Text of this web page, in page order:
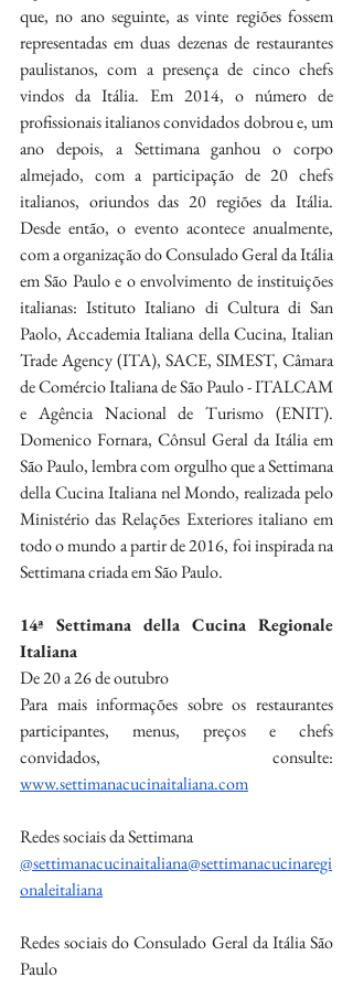
que, no ano seguinte, as vinte regiões fossem
representadas em duas dezenas de restaurantes
paulistanos, com a presença de cinco chefs
vindos da Itália. Em 2014, o número de
profissionais italianos convidados dobrou e, um
ano depois, a Settimana ganhou o corpo
almejado, com a participação de 20 chefs
italianos, oriundos das 20 regiões da Itália.
Desde então, o evento acontece anualmente,
com a organização do Consulado Geral da Itália
em São Paulo e o envolvimento de instituições
italianas: Istituto Italiano di Cultura di San
Paolo, Accademia Italiana della Cucina, Italian
Trade Agency (ITA), SACE, SIMEST, Câmara
de Comércio Italiana de São Paulo - ITALCAM
e Agência Nacional de Turismo (ENIT).
Domenico Fornara, Cônsul Geral da Itália em
São Paulo, lembra com orgulho que a Settimana
della Cucina Italiana nel Mondo, realizada pelo
Ministério das Relações Exteriores italiano em
todo o mundo a partir de 2016, foi inspirada na
Settimana criada em São Paulo.
14ª Settimana della Cucina Regionale
Italiana
De 20 a 26 de outubro
Para mais informações sobre os restaurantes
participantes, menus, preços e chefs
www.settimanacucinaitaliana.com
Redes sociais da Settimana
@settimanacucinaitaliana@settimanacucinaregi
onaleitaliana
Redes sociais do Consulado Geral da Itália São
Paulo